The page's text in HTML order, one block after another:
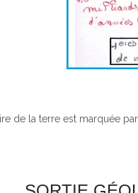
de la terre est marquée